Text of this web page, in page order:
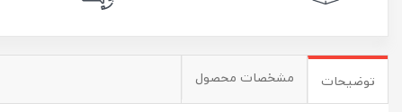
توضیحات مشخصات محصول